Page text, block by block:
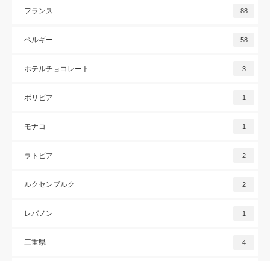
フランス 88
ベルギー 58
ホテルチョコレート 3
ボリビア 1
モナコ 1
ラトビア 2
ルクセンブルク 2
レバノン 1
三重県 4